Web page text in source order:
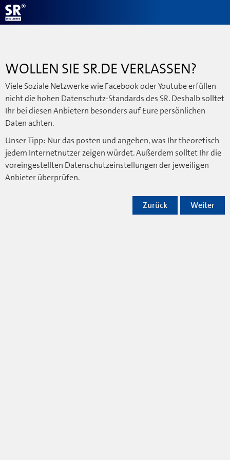
WOLLEN SIE SR.DE VERLASSEN?
Viele Soziale Netzwerke wie Facebook oder Youtube erfüllen
nicht die hohen Datenschutz-Standards des SR. Deshalb solltet
Ihr bei diesen Anbietern besonders auf Eure persönlichen
Daten achten.
Unser Tipp: Nur das posten und angeben, was Ihr theoretisch
jedem Internetnutzer zeigen würdet. Außerdem solltet Ihr die
voreingestellten Datenschutzeinstellungen der jeweiligen
Anbieter überprüfen.
Weiter
Zurück